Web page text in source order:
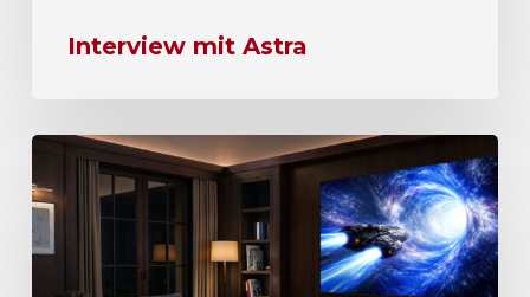
Interview mit Astra